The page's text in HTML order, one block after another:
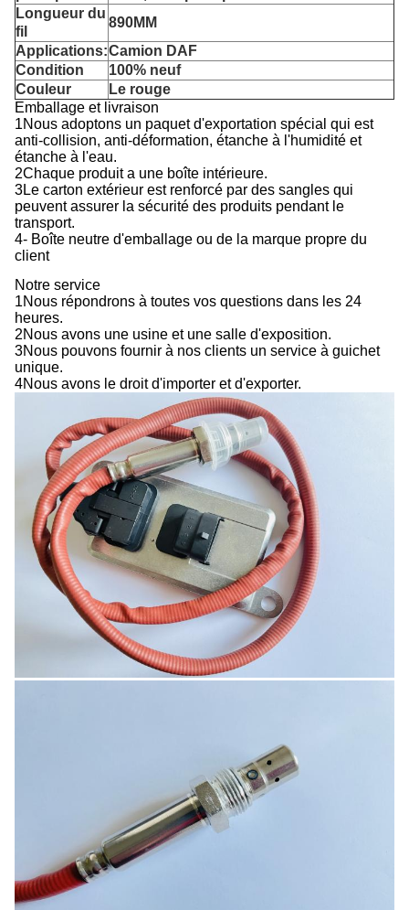
Longueur du
fil
890MM
Applications:Camion DAF
Condition
100% neuf
Couleur
Le rouge
Emballage et livraison
1Nous adoptons un paquet d'exportation spécial qui est
anti-collision, anti-déformation, étanche à l'humidité et
étanche à l'eau.
2Chaque produit a une boîte intérieure.
3Le carton extérieur est renforcé par des sangles qui
peuvent assurer la sécurité des produits pendant le
transport.
4- Boîte neutre d'emballage ou de la marque propre du
client
Notre service
1Nous répondrons à toutes vos questions dans les 24
heures.
2Nous avons une usine et une salle d'exposition.
3Nous pouvons fournir à nos clients un service à guichet
unique.
4Nous avons le droit d'importer et d'exporter.